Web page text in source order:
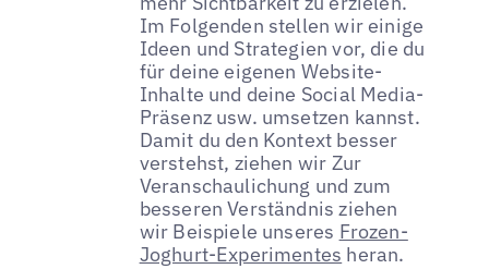
Im Folgenden stellen wir einige
Ideen und Strategien vor, die du
für deine eigenen Website-
Inhalte und deine Social Media-
Präsenz usw. umsetzen kannst.
Damit du den Kontext besser
verstehst, ziehen wir Zur
Veranschaulichung und zum
besseren Verständnis ziehen
wir Beispiele unseres Frozen-
Joghurt-Experimentes heran.